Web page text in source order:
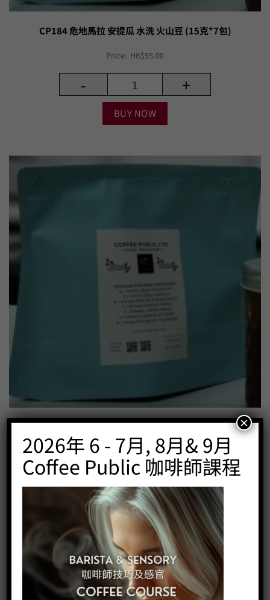
CP184 危地馬拉 安提瓜 水洗 火山豆 (15克*7包)
Price: HK$95.00
- +
BUY NOW
CP186 哥倫比亞阿圖塔比種日曬 (15克*7包)
Price: HK$ 105.00
- +
BUY NOW
2026年 6 - 7月, 8月& 9月
Coffee Public 咖啡師課程
×